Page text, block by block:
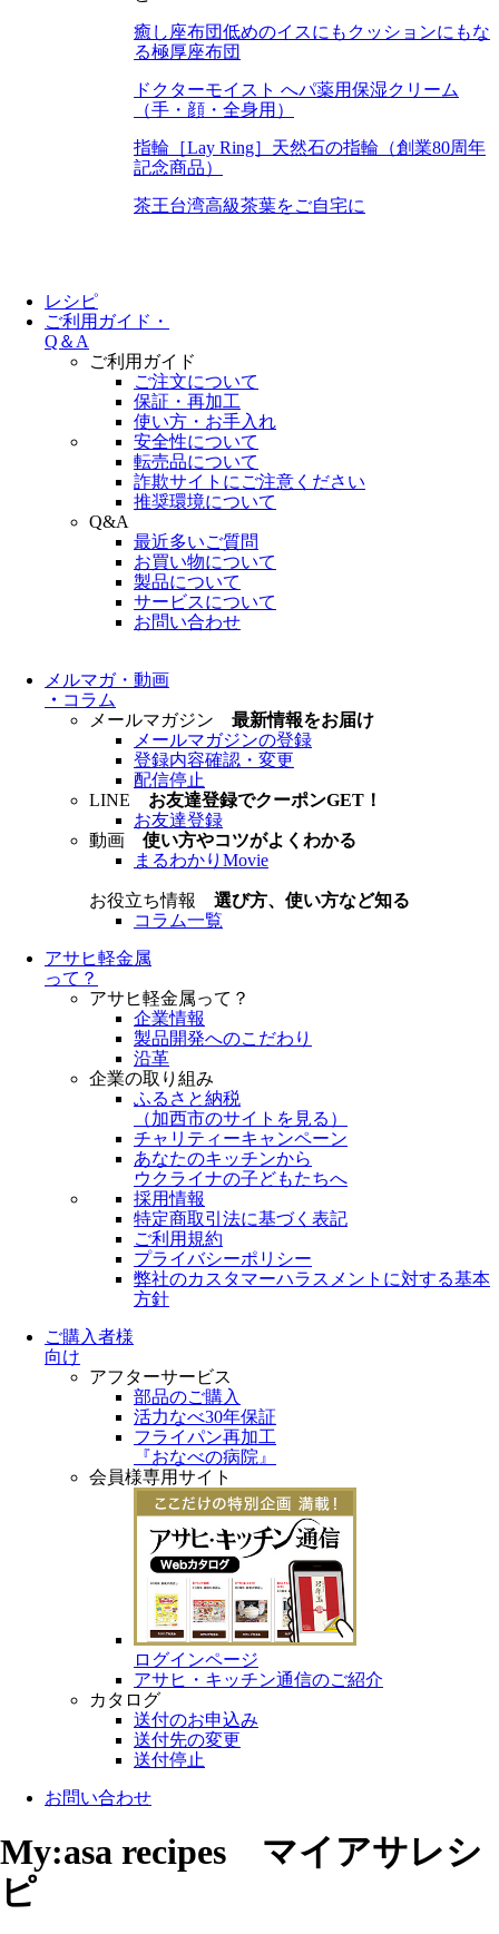
癒し座布団低めのイスにもクッションにもな
る極厚座布団
ドクターモイスト へパ薬用保湿クリーム
（手・顔・全身用）
指輪［Lay Ring］ 天然石の指輪（創業80周年
記念商品）
茶王台湾高級茶葉をご自宅に
レシピ
ご利用ガイド・
Q＆A
ご利用ガイド
ご注文について
保証・再加工
使い方・お手入れ
安全性について
転売品について
詐欺サイトにご注意ください
推奨環境について
Q&A
最近多いご質問
お買い物について
製品について
サービスについて
お問い合わせ
メルマガ・動画
・ コラム
メールマガジン 最新情報をお届け
メールマガジンの登録
登録内容確認・変更
配信停止
LINE お友達登録でクーポンGET！
お友達登録
動画 使い方やコツがよくわかる
まるわかりMovie
お役立ち情報 選び方、使い方など知る
コラム一覧
アサヒ軽金属
って？
アサヒ軽金属って？
企業情報
製品開発へのこだわり
沿革
企業の取り組み
ふるさと納税
（加西市のサイトを見る ）
チャリティーキャンペーン
あなたのキッチンから
ウクライナの子どもたちへ
採用情報
特定商取引法に基づく表記
ご利用規約
プライバシーポリシー
弊社のカスタマーハラスメントに対する基本
方針
ご購入者様
向け
アフターサービス
部品のご購入
活力なべ30年保証
フライパン再加工
『おなべの病院』
会員様専用サイト
ログインページ
アサヒ・キッチン通信のご紹介
カタログ
送付のお申込み
送付先の変更
送付停止
お問い合わせ
My:asa recipes マイアサレシ
ピ